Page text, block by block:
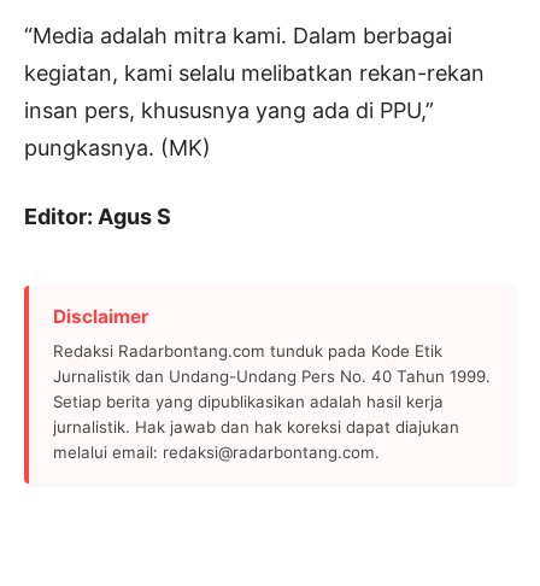
“Media adalah mitra kami. Dalam berbagai
kegiatan, kami selalu melibatkan rekan-rekan
insan pers, khususnya yang ada di PPU,”
pungkasnya. (MK)
Editor: Agus S
Disclaimer
Redaksi Radarbontang.com tunduk pada Kode Etik
Jurnalistik dan Undang-Undang Pers No. 40 Tahun 1999.
Setiap berita yang dipublikasikan adalah hasil kerja
jurnalistik. Hak jawab dan hak koreksi dapat diajukan
melalui email: redaksi@radarbontang.com.